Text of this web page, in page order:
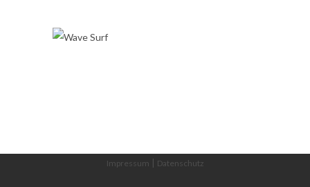
Wave Surf
Impressum | Datenschutz